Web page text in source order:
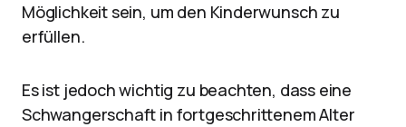
Möglichkeit sein, um den Kinderwunsch zu
erfüllen.
Es ist jedoch wichtig zu beachten, dass eine
Schwangerschaft in fortgeschrittenem Alter